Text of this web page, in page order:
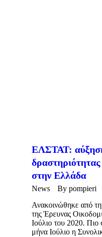
ΕΛΣΤΑΤ:
δραστηριότητας
στην Ελλάδα
News By pompieri
Ανακοινώθηκε από
της Έρευνας
Ιούλιο του 2020. Πιο
μήνα Ιούλιο η